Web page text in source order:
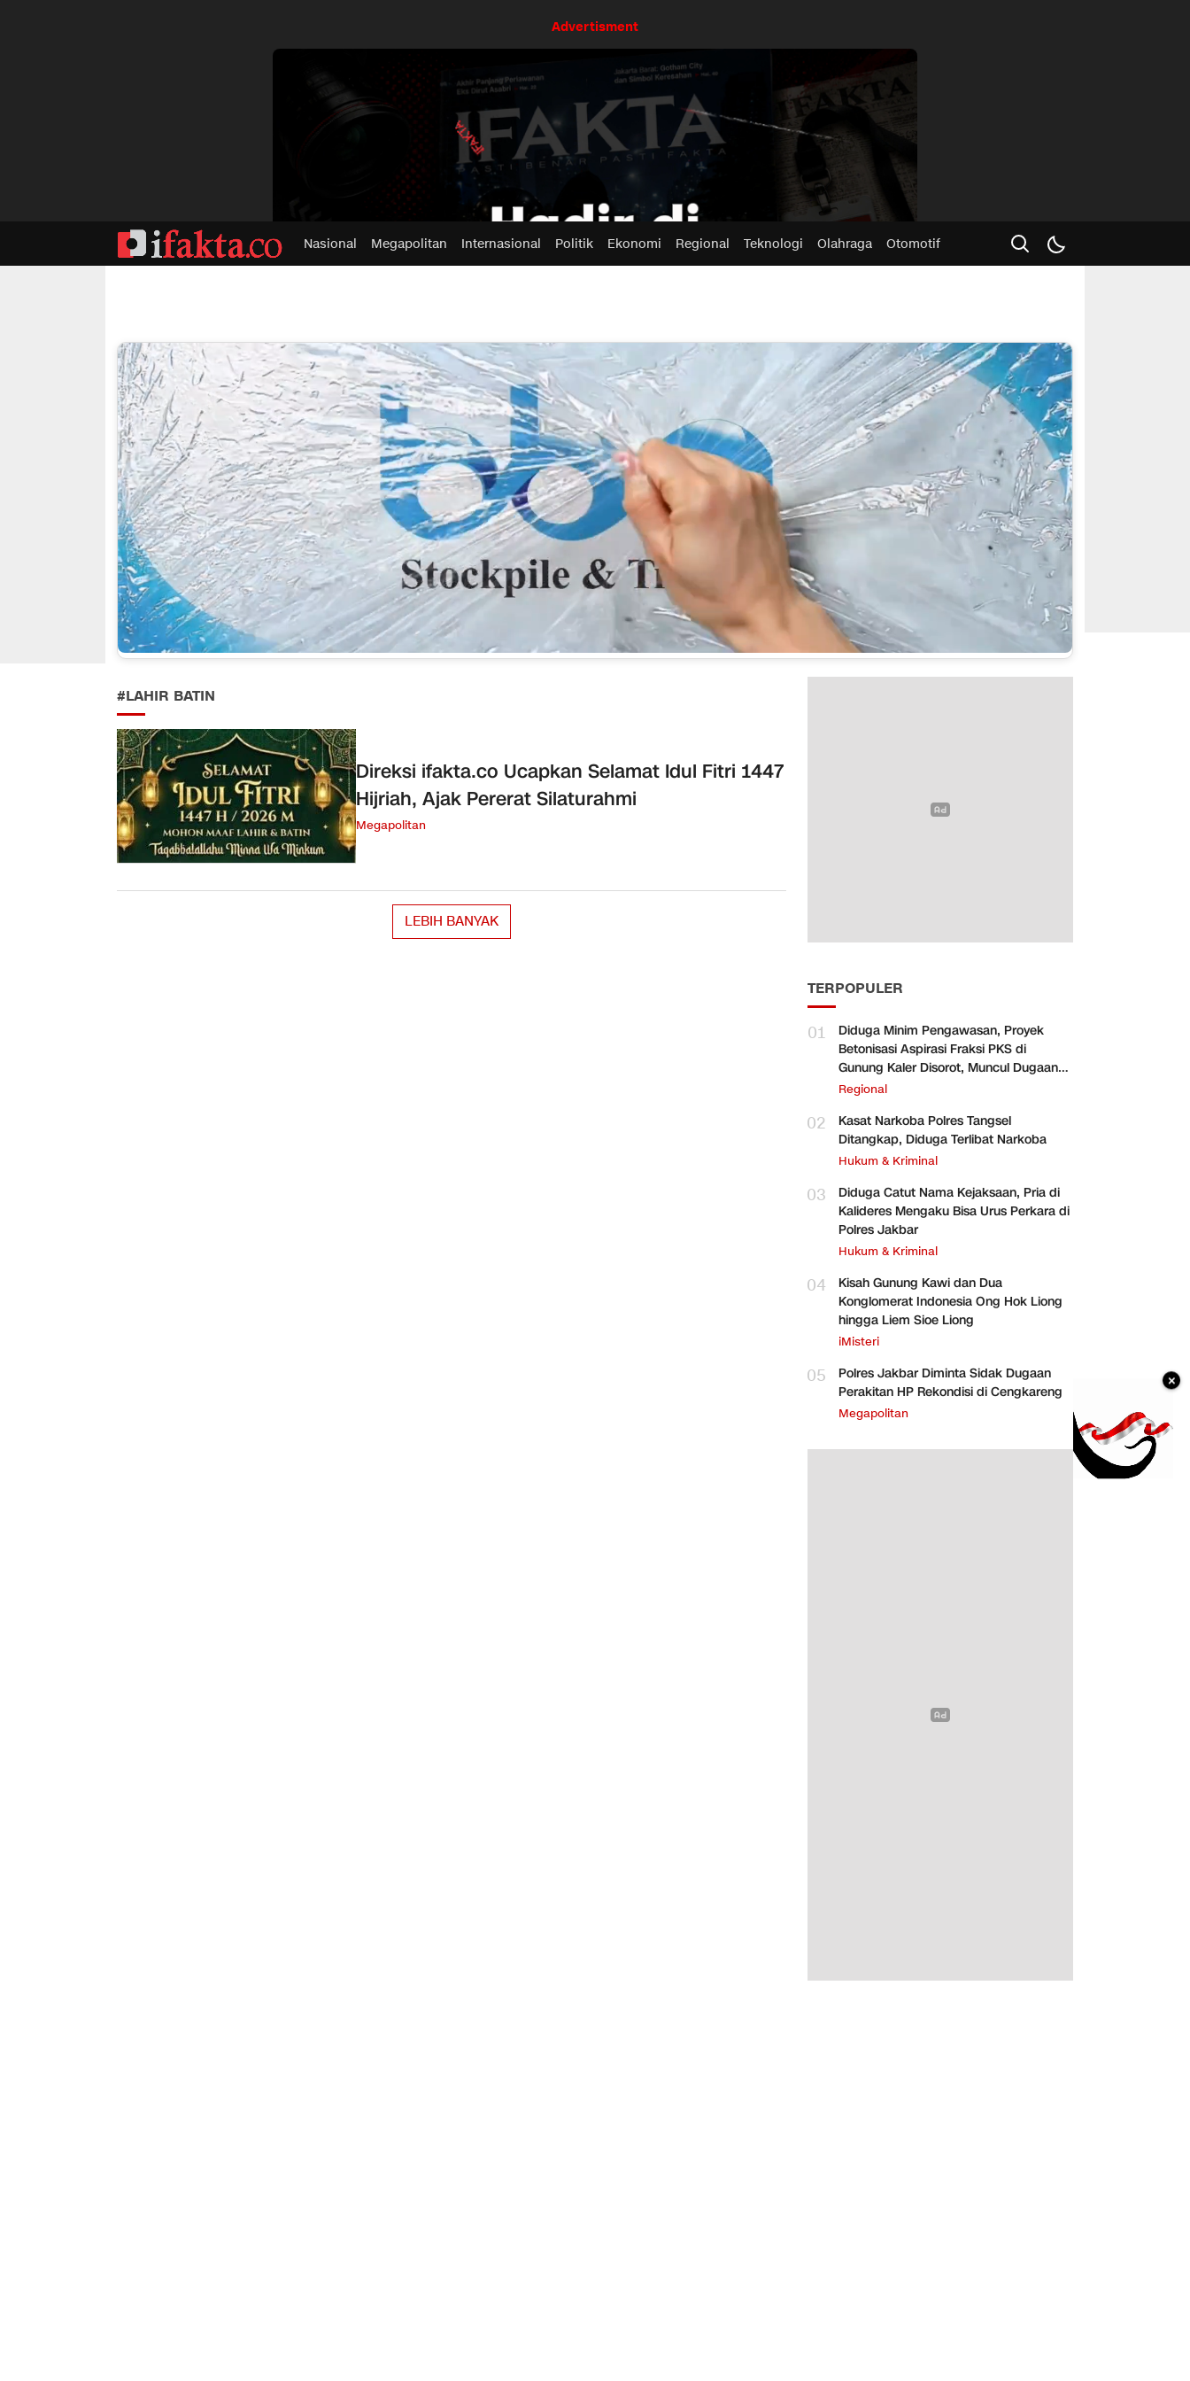
Advertisment
Nasional Megapolitan Internasional Politik Ekonomi Regional Teknologi Olahraga Otomotif
#LAHIR BATIN
Direksi ifakta.co Ucapkan Selamat Idul Fitri 1447
Hijriah, Ajak Pererat Silaturahmi
Megapolitan
LEBIH BANYAK
TERPOPULER
01
Diduga Minim Pengawasan, Proyek
Betonisasi Aspirasi Fraksi PKS di
Gunung Kaler Disorot, Muncul Dugaan
Pengurangan Volume
Regional
02
Kasat Narkoba Polres Tangsel
Ditangkap, Diduga Terlibat Narkoba
Hukum & Kriminal
03
Diduga Catut Nama Kejaksaan, Pria di
Kalideres Mengaku Bisa Urus Perkara di
Polres Jakbar
Hukum & Kriminal
04
Kisah Gunung Kawi dan Dua
Konglomerat Indonesia Ong Hok Liong
hingga Liem Sioe Liong
iMisteri
05
Polres Jakbar Diminta Sidak Dugaan
Perakitan HP Rekondisi di Cengkareng
Megapolitan
×